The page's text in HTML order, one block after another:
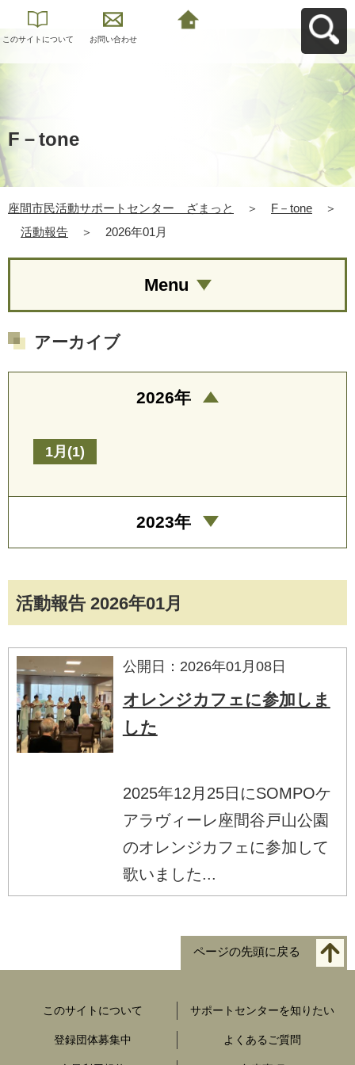
このサイトについて お問い合わせ
F－tone
座間市民活動サポートセンター ざまっと ＞ F－tone
＞
活動報告
＞ 2026年01月
活動報告 2026年01月
公開日：2026年01月08日
オレンジカフェに参加しま
した
2025年12月25日にSOMPOケ
アラヴィーレ座間谷戸山公園
のオレンジカフェに参加して
歌いました...
Menu
アーカイブ
2026年
1月(1)
2023年
ページの先頭に戻る
このサイトについて サポートセンターを知りたい
登録団体募集中 よくあるご質問